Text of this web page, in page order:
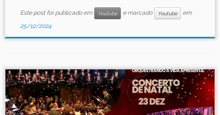
Este post foi publicado em Youtube e marcado Youtube
em
25/12/2024